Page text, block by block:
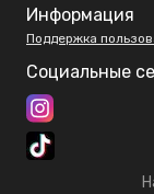
Информация
Поддержка
Социальные